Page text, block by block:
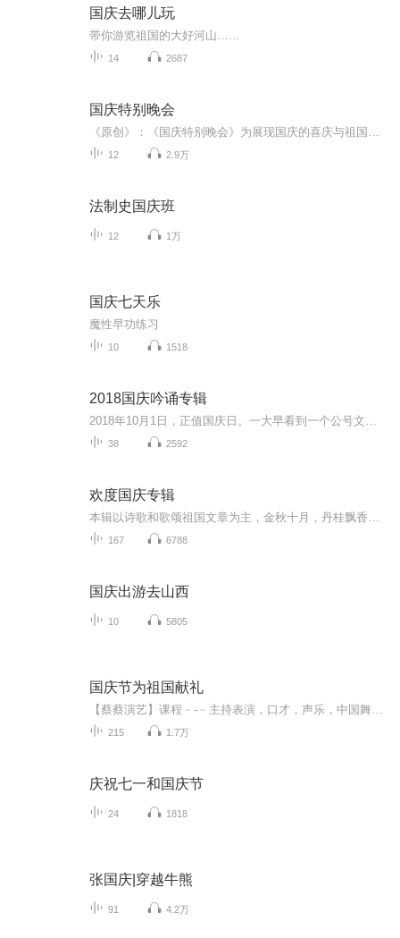
国庆去哪儿玩
带你游览祖国的大好河山……
14 2687
国庆特别晚会
12 2.9万
法制史国庆班
12 1万
国庆七天乐
魔性早功练习
10 1518
2018国庆吟诵专辑
38 2592
欢度国庆专辑
167 6788
国庆出游去山西
10 5805
国庆节为祖国献礼
215 1.7万
庆祝七一和国庆节
24 1818
张国庆|穿越牛熊
91 4.2万